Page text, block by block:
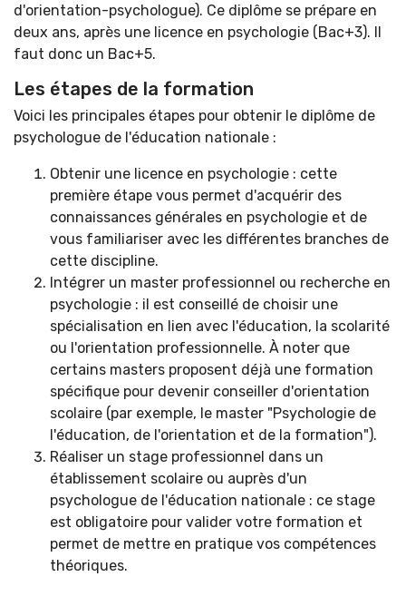
d'orientation-psychologue). Ce diplôme se prépare en
deux ans, après une licence en psychologie (Bac+3). Il
faut donc un Bac+5.
Les étapes de la formation
Voici les principales étapes pour obtenir le diplôme de
psychologue de l'éducation nationale :
Obtenir une licence en psychologie : cette
première étape vous permet d'acquérir des
connaissances générales en psychologie et de
vous familiariser avec les différentes branches de
cette discipline.
Intégrer un master professionnel ou recherche en
psychologie : il est conseillé de choisir une
spécialisation en lien avec l'éducation, la scolarité
ou l'orientation professionnelle. À noter que
certains masters proposent déjà une formation
spécifique pour devenir conseiller d'orientation
scolaire (par exemple, le master "Psychologie de
l'éducation, de l'orientation et de la formation").
Réaliser un stage professionnel dans un
établissement scolaire ou auprès d'un
psychologue de l'éducation nationale : ce stage
est obligatoire pour valider votre formation et
permet de mettre en pratique vos compétences
théoriques.